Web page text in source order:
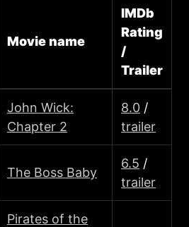
Movie name
IMDb
Rating
/
Trailer
John Wick:
Chapter 2
8.0 /
trailer
The Boss Baby
6.5 /
trailer
Pirates of the